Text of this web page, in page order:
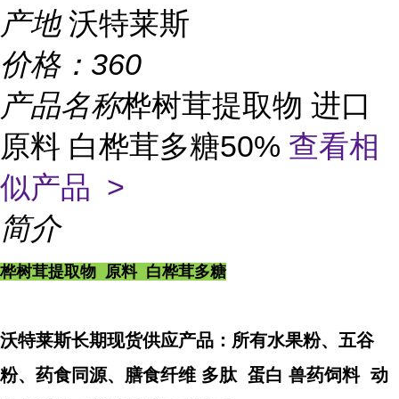
产地 沃特莱斯
价格： 360
产品名称桦树茸提取物 进口
原料 白桦茸多糖50% 查看相
似产品 >
简介
桦树茸提取物 原料 白桦茸多糖
沃特莱斯长期现货供应产品：所有水果粉、五谷
粉、药食同源、膳食纤维 多肽 蛋白 兽药饲料 动